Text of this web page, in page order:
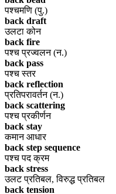
पश्चमणि (पु.)
back draft
उलटा कोन
back fire
पश्च प्रज्वलन (न.)
back pass
पश्च स्तर
back reflection
प्रतिपरावर्तन (न.)
back scattering
पश्च प्रकीर्णन
back stay
कमान आधार
back step sequence
पश्च पद क्रम
back stress
उलट प्रतिबल, विरुद्ध प्रतिबल
back tension